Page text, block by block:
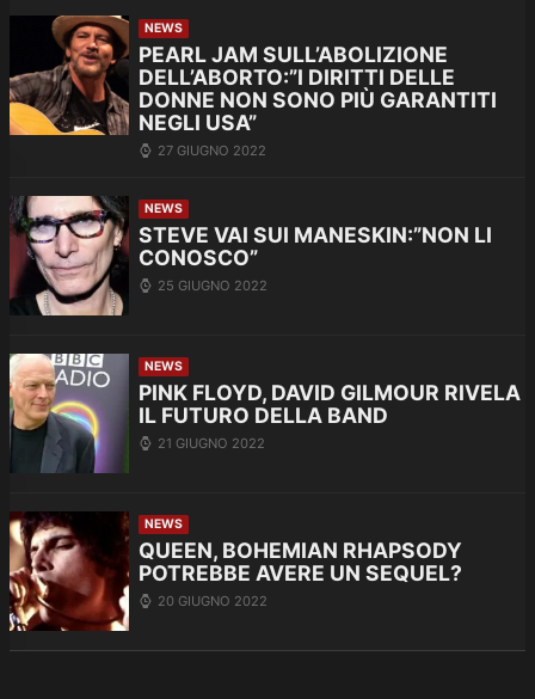
NEWS
PEARL JAM SULL’ABOLIZIONE
DELL’ABORTO:”I DIRITTI DELLE
DONNE NON SONO PIÙ GARANTITI
NEGLI USA”
27 GIUGNO 2022
NEWS
STEVE VAI SUI MANESKIN:”NON LI
CONOSCO”
25 GIUGNO 2022
NEWS
PINK FLOYD, DAVID GILMOUR RIVELA
IL FUTURO DELLA BAND
21 GIUGNO 2022
NEWS
QUEEN, BOHEMIAN RHAPSODY
POTREBBE AVERE UN SEQUEL?
20 GIUGNO 2022